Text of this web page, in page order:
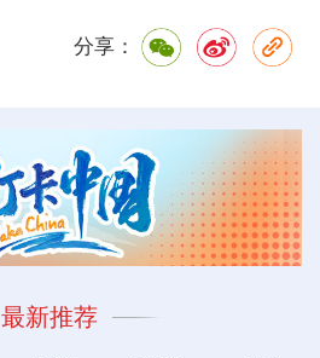
分享：
最新推荐